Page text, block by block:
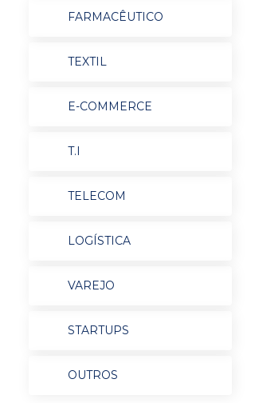
FARMACÊUTICO
TEXTIL
E-COMMERCE
T.I
TELECOM
LOGÍSTICA
VAREJO
STARTUPS
OUTROS